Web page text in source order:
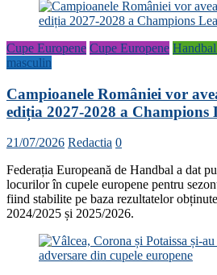
Cupe Europene Cupe Europene
masculin
Campioanele României vor
ediția 2027-2028 a Champions
21/07/2026 Redactia 0
Federația Europeană de Handbal a dat
locurilor în cupele europene pentru
fiind stabilite pe baza rezultatelor
2024/2025 și 2025/2026.